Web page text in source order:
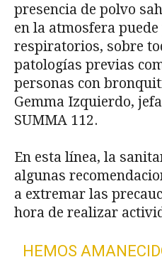
presencia de polvo
en la atmosfera
respiratorios, sobre
patologías previas
personas con
Gemma Izquierdo,
SUMMA 112.
En esta línea, la
algunas
a extremar las
hora de realizar
HEMOS